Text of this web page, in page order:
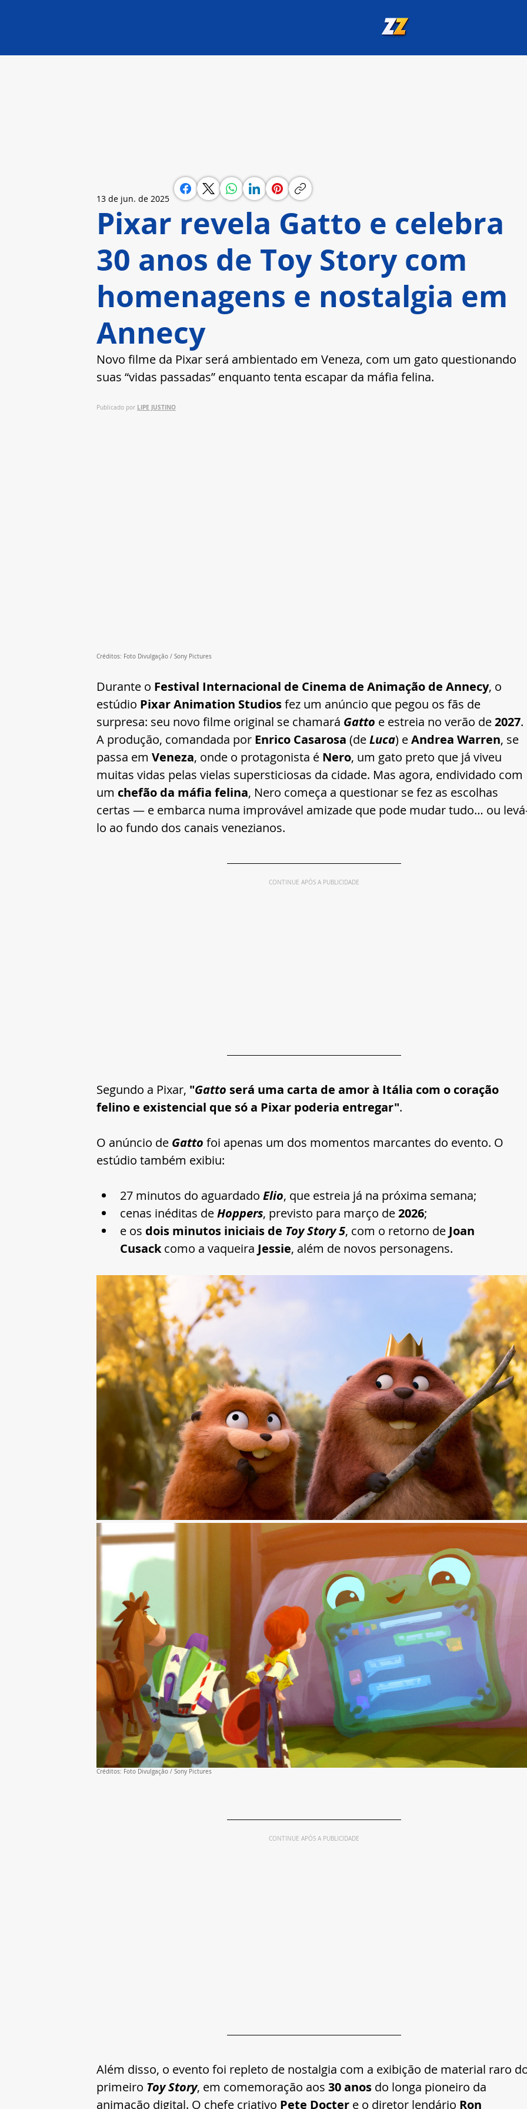
Pixar revela Gatto e celebra
30 anos de Toy Story com
homenagens e nostalgia em
Annecy
13 de jun. de 2025
Novo filme da Pixar será ambientado em Veneza, com um gato questionando
suas “vidas passadas” enquanto tenta escapar da máfia felina.
Publicado por LIPE JUSTINO
Créditos: Foto Divulgação / Sony Pictures
Durante o Festival Internacional de Cinema de Animação de Annecy, o
estúdio Pixar Animation Studios fez um anúncio que pegou os fãs de
surpresa: seu novo filme original se chamará Gatto e estreia no verão de 2027.
A produção, comandada por Enrico Casarosa (de Luca) e Andrea Warren, se
passa em Veneza, onde o protagonista é Nero, um gato preto que já viveu
muitas vidas pelas vielas supersticiosas da cidade. Mas agora, endividado com
um chefão da máfia felina, Nero começa a questionar se fez as escolhas
certas — e embarca numa improvável amizade que pode mudar tudo… ou
lo ao fundo dos canais venezianos.
CONTINUE APÓS A PUBLICIDADE
Segundo a Pixar, "Gatto será uma carta de amor à Itália com o coração
felino e existencial que só a Pixar poderia entregar".
O anúncio de Gatto foi apenas um dos momentos marcantes do evento. O
estúdio também exibiu:
27 minutos do aguardado Elio, que estreia já na próxima semana;
cenas inéditas de Hoppers, previsto para março de 2026;
e os dois minutos iniciais de Toy Story 5, com o retorno de Joan
Cusack como a vaqueira Jessie, além de novos personagens.
Créditos: Foto Divulgação / Sony Pictures
CONTINUE APÓS A PUBLICIDADE
Além disso, o evento foi repleto de nostalgia com a exibição de material raro
primeiro Toy Story, em comemoração aos 30 anos do longa pioneiro da
animação digital. O chefe criativo Pete Docter e o diretor lendário Ron